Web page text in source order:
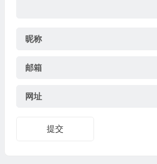
昵称
邮箱
网址
提交